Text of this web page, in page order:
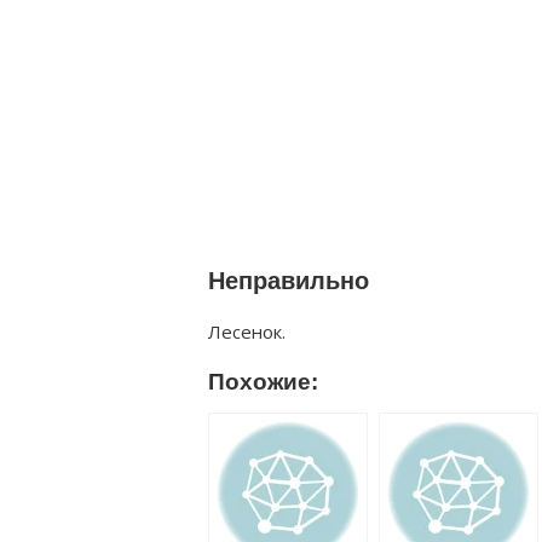
Неправильно
Лесенок.
Похожие: